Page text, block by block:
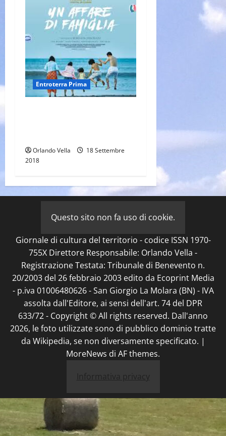
Entroterra Prima
Orlando Vella
18 Settembre
2018
Questo sito non fa uso di cookie.
Giornale di cultura del territorio - codice ISSN 1970-
755X Direttore Responsabile: Orlando Vella -
Registrazione Testata: Tribunale di Benevento n.
20/2003 del 26 febbraio 2003 edito da Ecoprint Media
- p.iva 01006480626 - San Giorgio La Molara (BN) - IVA
assolta dall'Editore, ai sensi dell'art. 74 del DPR
633/72 - Copyright © All rights reserved. Dall'anno
2026, le foto utilizzate sono di pubblico dominio tratte
da Wikipedia, se non diversamente specificato. |
MoreNews di AF themes.
Informativa privacy